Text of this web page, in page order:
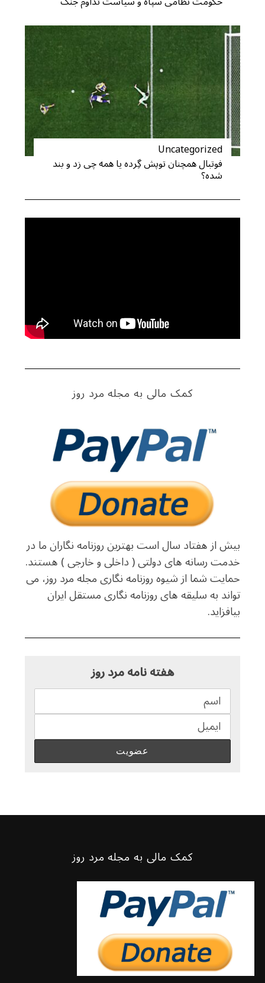
Uncategorized
فوتبال همچنان توپش گِرده یا همه چی زد و بند
شده؟
کمک مالی به مجله مرد روز
بیش از هفتاد سال است بهترین روزنامه نگاران ما در
خدمت رسانه های دولتی ( داخلی و خارجی ) هستند.
حمایت شما از شیوه روزنامه نگاری مجله مرد روز، می
تواند به سلیقه های روزنامه نگاری مستقل ایران
بیافزاید.
هفته نامه مرد روز
کمک مالی به مجله مرد روز
a
o
r